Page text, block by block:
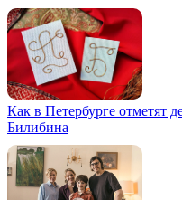
Как в Петербурге отметят
Билибина